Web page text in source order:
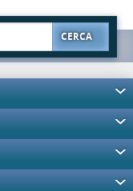
CERCA